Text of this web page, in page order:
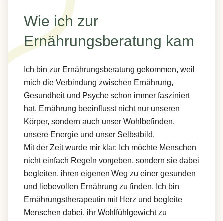
Wie ich zur
Ernährungsberatung kam
Ich bin zur Ernährungsberatung gekommen, weil
mich die Verbindung zwischen Ernährung,
Gesundheit und Psyche schon immer fasziniert
hat. Ernährung beeinflusst nicht nur unseren
Körper, sondern auch unser Wohlbefinden,
unsere Energie und unser Selbstbild.
Mit der Zeit wurde mir klar: Ich möchte Menschen
nicht einfach Regeln vorgeben, sondern sie dabei
begleiten, ihren eigenen Weg zu einer gesunden
und liebevollen Ernährung zu finden. Ich bin
Ernährungstherapeutin mit Herz und begleite
Menschen dabei, ihr Wohlfühlgewicht zu